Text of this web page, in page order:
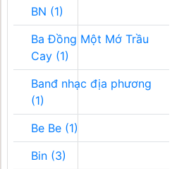
BN (1)
Ba Đồng Một Mớ Trầu
Cay (1)
Banđ nhạc địa phương
(1)
Be Be (1)
Bin (3)